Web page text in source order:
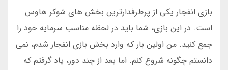
بازی انفجار یکی از پرطرفدارترین بخش های شوکر هاوس
است. در این بازی، شما باید در لحظه مناسب سرمایه خود را
جمع کنید. من اولین بار که وارد بخش بازی انفجار شدم، نمی
دانستم چگونه شروع کنم. اما بعد از چند دور، یاد گرفتم که